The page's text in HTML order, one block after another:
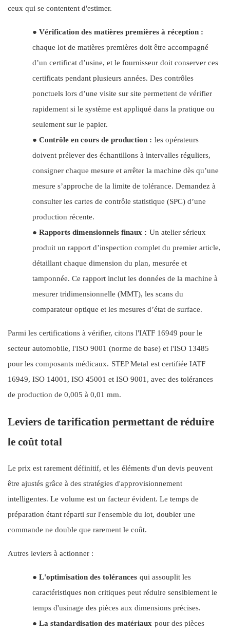
ceux qui se contentent d'estimer.
● Vérification des matières premières à réception :
chaque lot de matières premières doit être accompagné
d’un certificat d’usine, et le fournisseur doit conserver ces
certificats pendant plusieurs années. Des contrôles
ponctuels lors d’une visite sur site permettent de vérifier
rapidement si le système est appliqué dans la pratique ou
seulement sur le papier.
● Contrôle en cours de production : les opérateurs
doivent prélever des échantillons à intervalles réguliers,
consigner chaque mesure et arrêter la machine dès qu’une
mesure s’approche de la limite de tolérance. Demandez à
consulter les cartes de contrôle statistique (SPC) d’une
production récente.
● Rapports dimensionnels finaux : Un atelier sérieux
produit un rapport d’inspection complet du premier article,
détaillant chaque dimension du plan, mesurée et
tamponnée. Ce rapport inclut les données de la machine à
mesurer tridimensionnelle (MMT), les scans du
comparateur optique et les mesures d’état de surface.
Parmi les certifications à vérifier, citons l'IATF 16949 pour le
secteur automobile, l'ISO 9001 (norme de base) et l'ISO 13485
pour les composants médicaux. STEP Metal est certifiée IATF
16949, ISO 14001, ISO 45001 et ISO 9001, avec des tolérances
de production de 0,005 à 0,01 mm.
Leviers de tarification permettant de réduire
le coût total
Le prix est rarement définitif, et les éléments d'un devis peuvent
être ajustés grâce à des stratégies d'approvisionnement
intelligentes. Le volume est un facteur évident. Le temps de
préparation étant réparti sur l'ensemble du lot, doubler une
commande ne double que rarement le coût.
Autres leviers à actionner :
● L'optimisation des tolérances qui assouplit les
caractéristiques non critiques peut réduire sensiblement le
temps d'usinage des pièces aux dimensions précises.
● La standardisation des matériaux pour des pièces